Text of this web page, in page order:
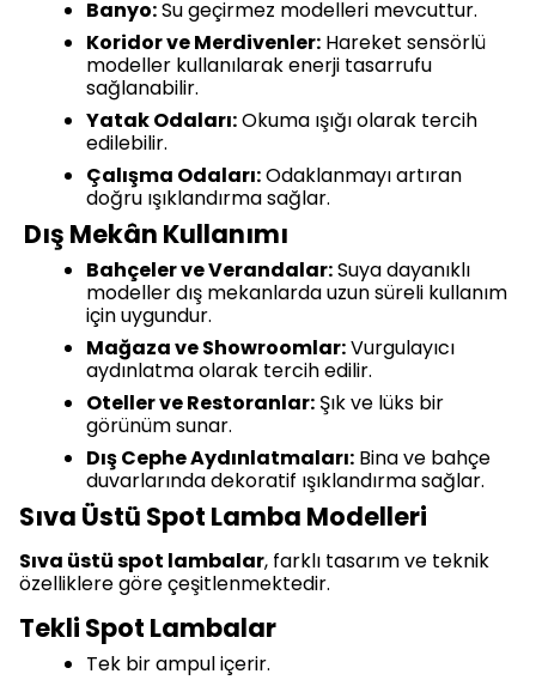
Banyo:Su geçirmez modelleri mevcuttur.
Koridor ve Merdivenler: Hareket sensörlü
modeller kullanılarak enerji tasarrufu
sağlanabilir.
Yatak Odaları:Okuma ışığı olarak tercih
edilebilir.
Çalışma Odaları:Odaklanmayı artıran
doğru ışıklandırma sağlar.
Dış Mekân Kullanımı
Bahçeler ve Verandalar:Suya dayanıklı
modeller dış mekanlarda uzun süreli kullanım
için uygundur.
Mağaza ve Showroomlar:Vurgulayıcı
aydınlatma olarak tercih edilir.
Oteller ve Restoranlar: Şık ve lüks bir
görünüm sunar.
Dış Cephe Aydınlatmaları: Bina ve bahçe
duvarlarında dekoratif ışıklandırma sağlar.
Sıva Üstü Spot Lamba Modelleri
Sıva üstü spot lambalar, farklı tasarım ve teknik
özelliklere göre çeşitlenmektedir.
Tekli Spot Lambalar
Tek bir ampul içerir.